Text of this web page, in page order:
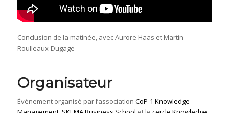
Conclusion de la matinée, avec Aurore Haas et Martin
Roulleaux-Dugage
Organisateur
Événement organisé par l’association CoP-1 Knowledge